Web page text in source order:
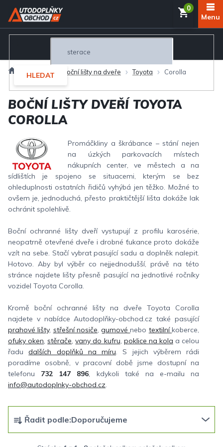
Přejít
obsah
HLEDAT
Exteriér Boční lišty na dveře Toyota Corolla
BOČNÍ LIŠTY DVEŘÍ TOYOTA
COROLLA
Promáčkliny a škrábance – stání nejen
na úzkých parkovacích místech
nákupních center, ve městech a na
sídlištích je spojeno se situacemi, kterým se bez
ohleduplnosti ostatních řidičů vyhýbá jen těžko. Možné to
ovšem je, jednoduchá, přesto praktičtější lišta dokáže lak
ochránit spolehlivě.
Boční ochranné lišty dveří vystupují z profilu karosérie,
neopatrně otevřené dveře i drobné ťukance proto dokáže
vzít na sebe. Stačí vybrat pasující sadu a doplněk nalepit.
Hotovo. Aby byl výběr co nejjednodušší, právě na této
stránce najdete lišty přesně pasující na jednotlivé ročníky
vozidel Toyota Corolla.
Kromě boční ochranné lišty na dveře Toyota Corolla
najdete v nabídce Autodoplňky-obchod.cz také pasující
prahové lišty, střešní nosiče,gumovénebo textilníkoberce,
ofuky oken,stěrače,vany do kufru, poklice na kola a celou
řadudalších doplňků na míru. S jejich výběrem rádi
poradíme osobně, v pracovní době jsme dostupní na
telefonu 732 147 896, kdykoli také na e-mailu na
info@autodoplnky-obchod.cz.
a
Řadit podle:Doporučujeme